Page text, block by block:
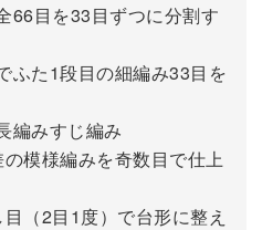
66目を33目ずつに分割す
ふた1段目の細編み33目を
編みすじ編み
模様編みを奇数目で仕上
（2目1度）で台形に整え